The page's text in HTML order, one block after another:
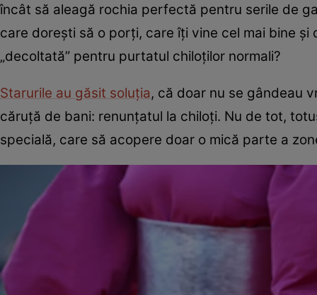
încât să aleagă rochia perfectă pentru serile de
care dorești să o porți, care îți vine cel mai bine
„decoltată” pentru purtatul chiloților normali?
Starurile au găsit soluția, că doar nu se gândeau
căruță de bani: renunțatul la chiloți. Nu de tot,
specială, care să acopere doar o mică parte a